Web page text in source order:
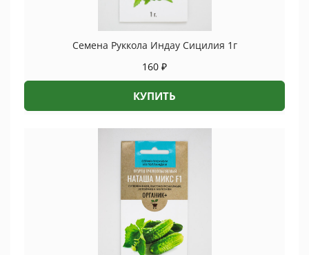
Семена Руккола Индау Сицилия 1г
160 ₽
КУПИТЬ